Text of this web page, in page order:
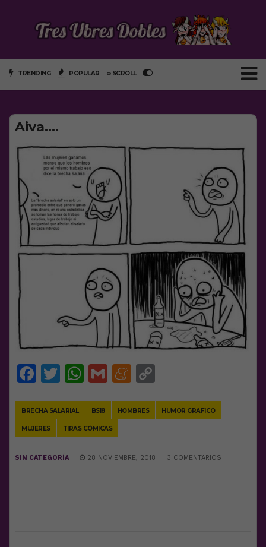
TRENDING POPULAR ∞ SCROLL
Aiva….
Facebook
Twitter
WhatsApp
GmailMeneame
BRECHA SALARIAL BS18 HOMBRES HUMOR GRAFICO
MUJERES TIRAS CÓMICAS
SIN CATEGORÍA 28 NOVIEMBRE, 2018 3 COMENTARIOS